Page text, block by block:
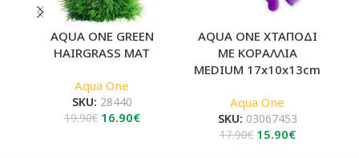
AQUA ONE GREEN
HAIRGRASS MAT
Aqua One
SKU: 28440
19.90€ Original
16.90€Η
AQUA ONE ΧΤΑΠΟΔΙ
ΜΕ ΚΟΡΑΛΛΙΑ
MEDIUM 17x10x13cm
Aqua One
SKU: 03067453
17.90€ Original
15.90€Η